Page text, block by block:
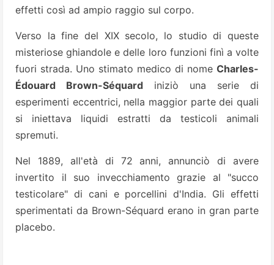
effetti così ad ampio raggio sul corpo.
Verso la fine del XIX secolo, lo studio di queste
misteriose ghiandole e delle loro funzioni finì a volte
fuori strada. Uno stimato medico di nome Charles-
Édouard Brown-Séquard iniziò una serie di
esperimenti eccentrici, nella maggior parte dei quali
si iniettava liquidi estratti da testicoli animali
spremuti.
Nel 1889, all'età di 72 anni, annunciò di avere
invertito il suo invecchiamento grazie al "succo
testicolare" di cani e porcellini d'India. Gli effetti
sperimentati da Brown-Séquard erano in gran parte
placebo.